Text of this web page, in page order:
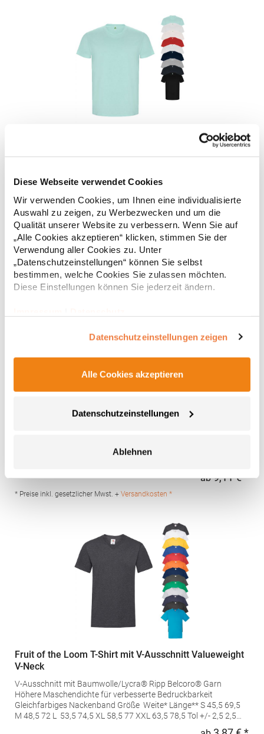
Diese Webseite verwendet Cookies
Wir verwenden Cookies, um Ihnen eine individualisierte
Auswahl zu zeigen, zu Werbezwecken und um die
Qualität unserer Website zu verbessern. Wenn Sie auf
„Alle Cookies akzeptieren“ klicken, stimmen Sie der
Verwendung aller Cookies zu. Unter
„Datenschutzeinstellungen“ können Sie selbst
bestimmen, welche Cookies Sie zulassen möchten.
Diese Einstellungen können Sie jederzeit ändern.
Datenschutzeinstellungen zeigen
Alle Cookies akzeptieren
Datenschutzeinstellungen
Ablehnen
mit verstärktem und durchgehendem Schulterband Rundstrick
g/m² (White: 170 g/m²)Materialzusammensetzung: 100%
Baumwolle (Heather Grey: 85% Baumwolle / 15%
Viskose)Angaben zur Produktsicherheit: Herst.-Nr.:
CA6690Hersteller: GORFACTORY S.A Ctra. Santomera / Abanilla
Km 8.8 30620 Fortuna (Murcia) Spanien E-Mail:
info@gorfactory.es
ab6,83 € *
* Preise inkl. gesetzlicher Mwst. +Versandkosten *
Feinripp-Kragen aus Triblend-Gewebe Satin-EtikettGrammatur:
Nr.: N6010Hersteller: YS Garments Inc. Dba Next Level Apparel
imported for Europe by Stedman GmbH Charlottenburger Allee
ab9,11 € *
* Preise inkl. gesetzlicher Mwst. + Versandkosten *
Fruit of the Loom T-Shirt mit V-Ausschnitt Valueweight
V-Neck
V-Ausschnitt mit Baumwolle/Lycra® Ripp Belcoro® Garn
Höhere Maschendichte für verbesserte Bedruckbarkeit
Gleichfarbiges Nackenband Größe Weite* Länge** S 45,5 69,5
M 48,5 72 L 53,5 74,5 XL 58,5 77 XXL 63,5 78,5 Tol +/- 2,5 2,5